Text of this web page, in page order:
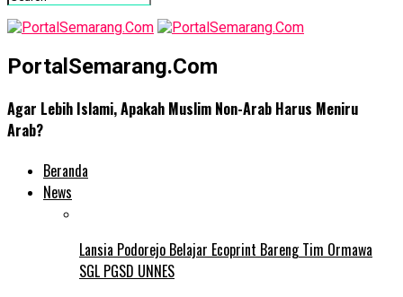
PortalSemarang.Com
Agar Lebih Islami, Apakah Muslim Non-Arab Harus Meniru
Arab?
Beranda
News
Lansia Podorejo Belajar Ecoprint Bareng Tim Ormawa
SGL PGSD UNNES